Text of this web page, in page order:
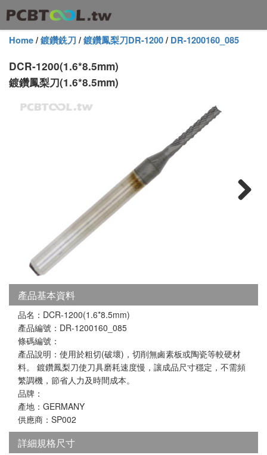
Home/鍍鑽銑刀 /鍍鑽鳳梨刀DR-1200/DR-1200160_085
DCR-1200(1.6*8.5mm)
鍍鑽鳳梨刀(1.6*8.5mm)
產品基本資料
品名：DCR-1200(1.6*8.5mm)
產品編號：DR-1200160_085
條碼編號：
產品說明：使用於粗切(破壞)，切削無鹵素板或陶瓷等較硬材
料。 鍍鑽鳳梨刀使刀具磨耗速度慢，讓成品尺寸穩定，不需頻
繁調機，節省人力及時間成本。
品牌：
產地：GERMANY
供應商：SP002
詳細規格尺寸